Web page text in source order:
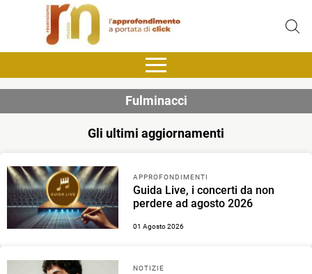
Fulminacci
Gli ultimi aggiornamenti
APPROFONDIMENTI
Guida Live, i concerti da non
perdere ad agosto 2026
01 Agosto 2026
NOTIZIE